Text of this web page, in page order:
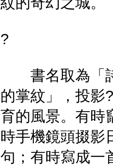
?
書名取為「詩
的掌紋」，投影
育的風景。有時
時手機鏡頭掇影
句；有時寫成一